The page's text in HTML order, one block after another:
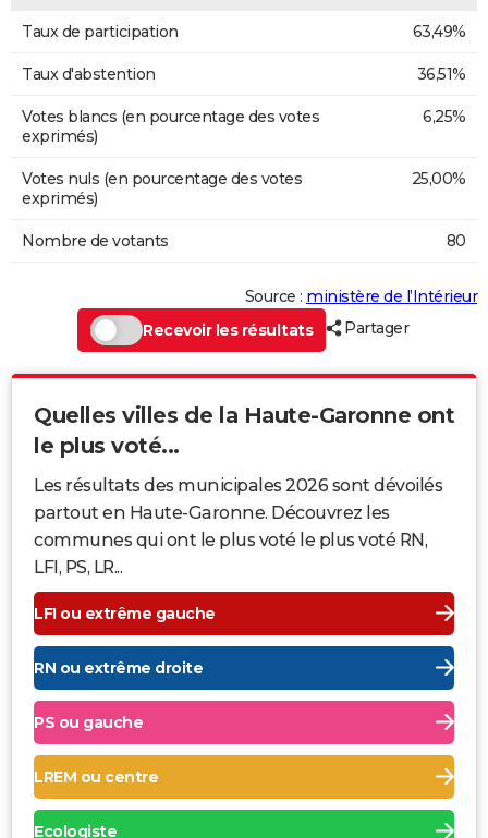
Taux de participation 63,49%
Taux d'abstention 36,51%
Votes blancs (en pourcentage des votes
exprimés)
6,25%
Votes nuls (en pourcentage des votes
exprimés)
25,00%
Nombre de votants 80
Source : ministère de l’Intérieur
Recevoir les résultats
Partager
Quelles villes de la Haute-Garonne ont
le plus voté...
Les résultats des municipales 2026 sont dévoilés
partout en Haute-Garonne. Découvrez les
communes qui ont le plus voté le plus voté RN,
LFI, PS, LR...
LFI ou extrême gauche
RN ou extrême droite
PS ou gauche
LREM ou centre
Ecologiste